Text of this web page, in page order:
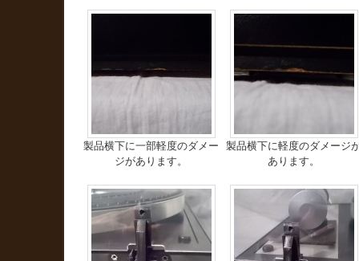
製品横下に一部軽度のダメー
ジがあります。
製品横下に軽度のダメージ
あります。